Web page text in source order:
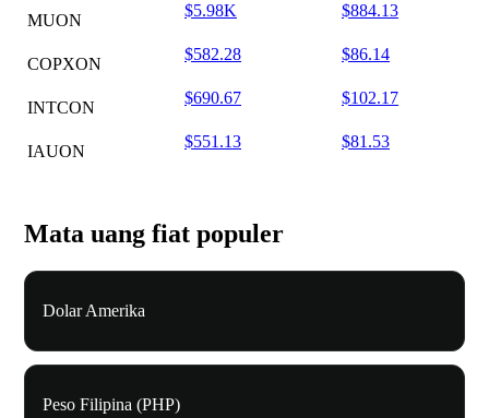
MUON
$5.98K $884.13
COPXON
$582.28 $86.14
INTCON
$690.67 $102.17
IAUON
$551.13 $81.53
Mata uang fiat populer
Dolar Amerika
Peso Filipina (PHP)